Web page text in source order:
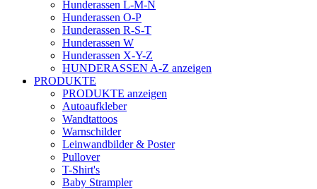
Hunderassen L-M-N
Hunderassen O-P
Hunderassen R-S-T
Hunderassen W
Hunderassen X-Y-Z
HUNDERASSEN A-Z anzeigen
PRODUKTE
PRODUKTE anzeigen
Autoaufkleber
Wandtattoos
Warnschilder
Leinwandbilder & Poster
Pullover
T-Shirt's
Baby Strampler